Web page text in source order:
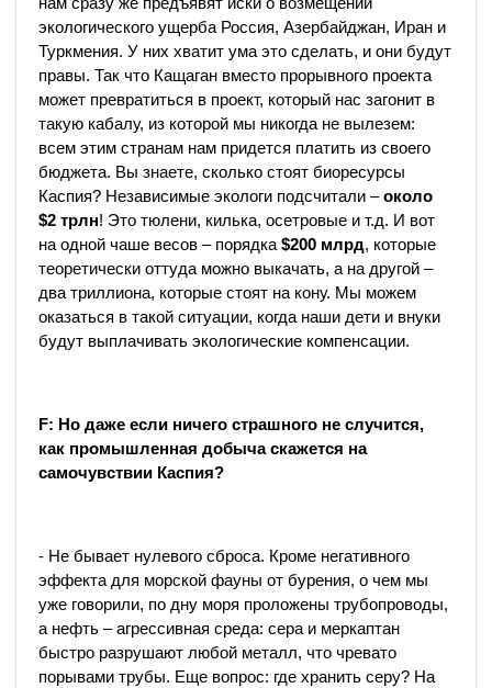
экологического ущерба Россия, Азербайджан, Иран и
Туркмения. У них хватит ума это сделать, и они будут
правы. Так что Кащаган вместо прорывного проекта
может превратиться в проект, который нас загонит в
такую кабалу, из которой мы никогда не вылезем:
всем этим странам нам придется платить из своего
бюджета. Вы знаете, сколько стоят биоресурсы
Каспия? Независимые экологи подсчитали –около
$2 трлн! Это тюлени, килька, осетровые и т.д. И вот
на одной чаше весов – порядка $200 млрд, которые
теоретически оттуда можно выкачать, а на другой –
два триллиона, которые стоят на кону. Мы можем
оказаться в такой ситуации, когда наши дети и внуки
будут выплачивать экологические компенсации.
F: Но даже если ничего страшного не случится,
как промышленная добыча скажется на
самочувствии Каспия?
- Не бывает нулевого сброса. Кроме негативного
эффекта для морской фауны от бурения, о чем мы
уже говорили, по дну моря проложены трубопроводы,
а нефть – агрессивная среда: сера и меркаптан
быстро разрушают любой металл, что чревато
порывами трубы. Еще вопрос: где хранить серу? На